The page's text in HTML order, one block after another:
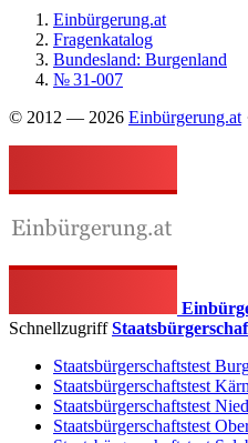
Einbürgerung.at
Fragenkatalog
Bundesland: Burgenland
№ 31-007
© 2012 — 2026 Einbürgerung.at
Schnellzugriff
Staatsbürgerschaftstest
Staatsbürgerschaftstest
Staatsbürgerschaftstest
Staatsbürgerschaftstest